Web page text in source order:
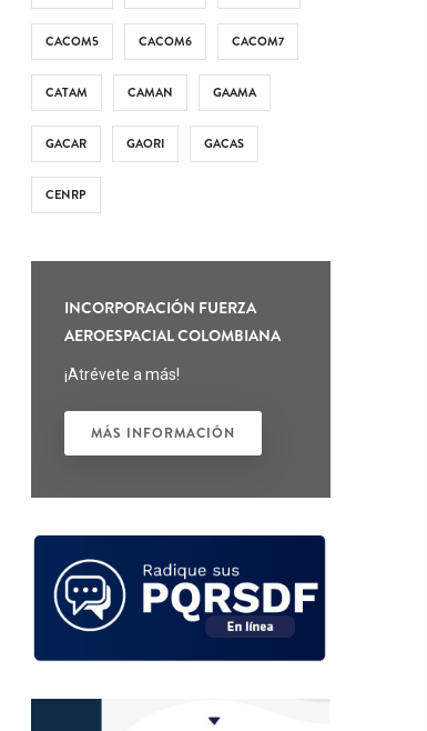
CACOM5 CACOM6 CACOM7
CATAM CAMAN GAAMA
GACAR GAORI GACAS
CENRP
INCORPORACIÓN FUERZA
AEROESPACIAL COLOMBIANA
¡Atrévete a más!
MÁS INFORMACIÓN